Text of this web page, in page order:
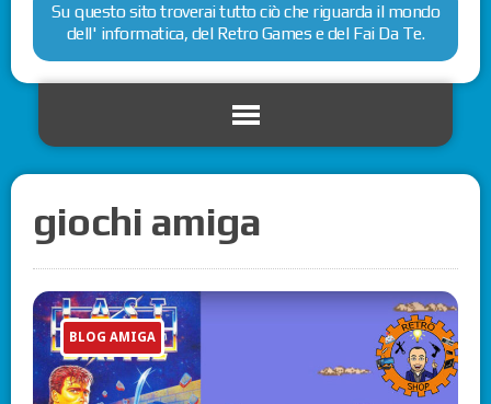
Su questo sito troverai tutto ciò che riguarda il mondo
dell' informatica, del Retro Games e del Fai Da Te.
giochi amiga
BLOG AMIGA